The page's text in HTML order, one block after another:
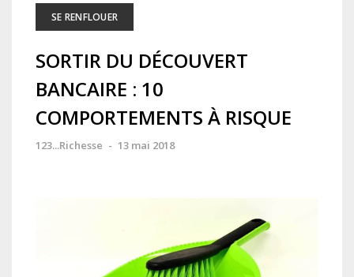
SE RENFLOUER
SORTIR DU DÉCOUVERT
BANCAIRE : 10
COMPORTEMENTS À RISQUE
123...Richesse - 13 mai 2018